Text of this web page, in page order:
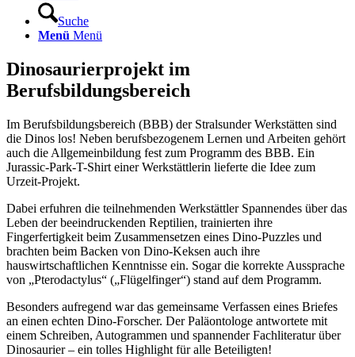
Suche
Menü Menü
Dinosaurierprojekt im
Berufsbildungsbereich
Im Berufsbildungsbereich (BBB) der Stralsunder Werkstätten sind
die Dinos los! Neben berufsbezogenem Lernen und Arbeiten gehört
auch die Allgemeinbildung fest zum Programm des BBB. Ein
Jurassic-Park-T-Shirt einer Werkstättlerin lieferte die Idee zum
Urzeit-Projekt.
Dabei erfuhren die teilnehmenden Werkstättler Spannendes über das
Leben der beeindruckenden Reptilien, trainierten ihre
Fingerfertigkeit beim Zusammensetzen eines Dino-Puzzles und
brachten beim Backen von Dino-Keksen auch ihre
hauswirtschaftlichen Kenntnisse ein. Sogar die korrekte Aussprache
von „Pterodactylus“ („Flügelfinger“) stand auf dem Programm.
Besonders aufregend war das gemeinsame Verfassen eines Briefes
an einen echten Dino-Forscher. Der Paläontologe antwortete mit
einem Schreiben, Autogrammen und spannender Fachliteratur über
Dinosaurier – ein tolles Highlight für alle Beteiligten!